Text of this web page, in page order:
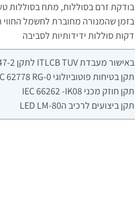
בודקת זרם בסוללות, מתח בסוללות
דקות סוללות ידידותיות לסביבה
באישור מעבדת ITLCB TUV לתקן IEC 60598-1 60598-2 61347-1 61347-2
תקן בטיחות פוטוביולוגי IEC 62778 RG-0
תקן חוזק מכני IEC 66262 -IK08
תקן ביצועים לרכיב הLED LM-80